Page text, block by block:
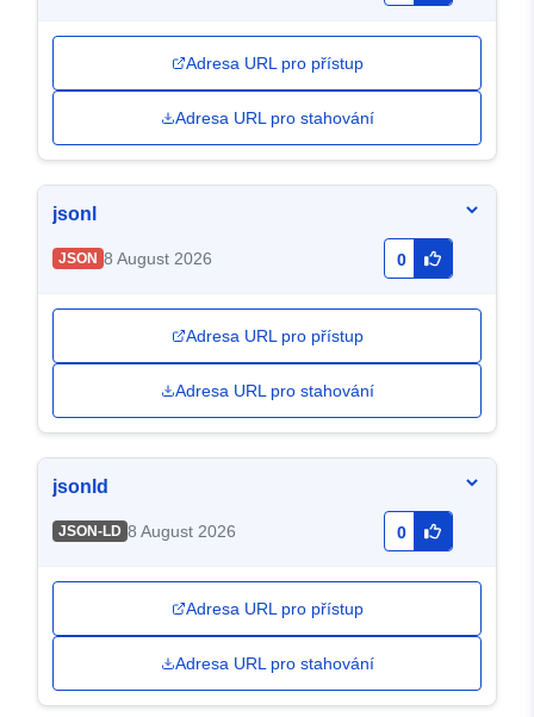
Adresa URL pro přístup
Adresa URL pro stahování
jsonl
JSON 8 August 2026 0
Adresa URL pro přístup
Adresa URL pro stahování
jsonld
JSON-LD 8 August 2026 0
Adresa URL pro přístup
Adresa URL pro stahování